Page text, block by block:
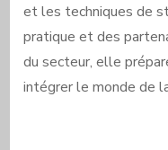
et les techniques de
pratique et des
du secteur, elle
intégrer le monde de